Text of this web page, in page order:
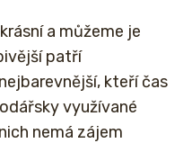
a můžeme je
patří
kteří čas
využívané
nemá zájem